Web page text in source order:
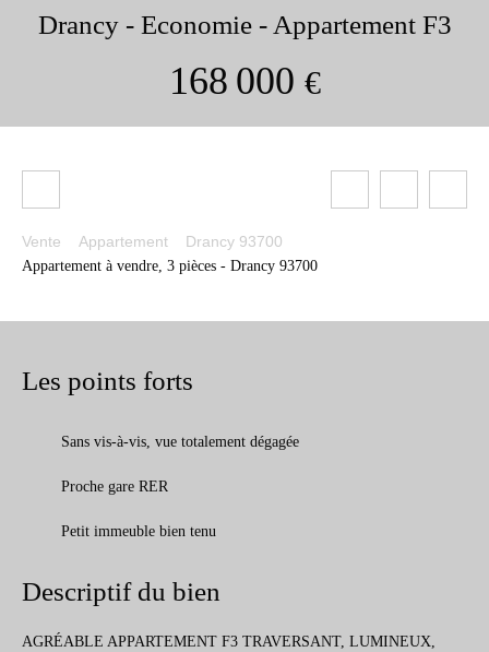
Drancy - Economie - Appartement F3
168 000 €
Vente Appartement
Drancy 93700
Appartement à vendre, 3 pièces - Drancy 93700
Les points forts
Sans vis-à-vis, vue totalement dégagée
Proche gare RER
Petit immeuble bien tenu
Descriptif du bien
AGRÉABLE APPARTEMENT F3 TRAVERSANT, LUMINEUX,